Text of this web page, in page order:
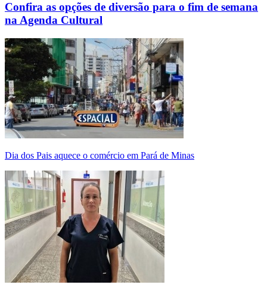
Confira as opções de diversão para o fim de semana
na Agenda Cultural
Dia dos Pais aquece o comércio em Pará de Minas